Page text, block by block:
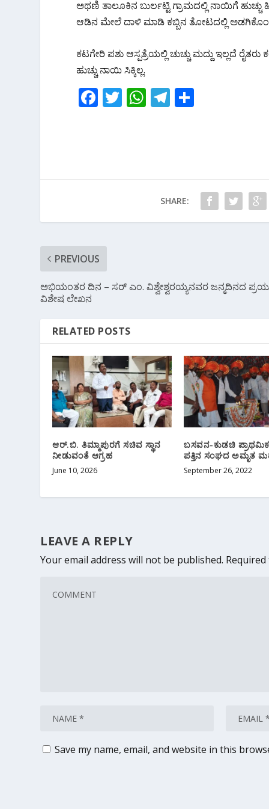
o
k
p
p
m
ಅಥಣಿ ತಾಲೂಕಿನ ಬುರ್ಲಟ್ಟಿ ಗ್ರಾಮದಲ್ಲಿ ನಾಯಿಗೆ
ಆಡಿನ ಮೇಲೆ ದಾಳಿ ಮಾಡಿ ಕಬ್ಬಿನ ತೋಟದಲ್ಲಿ
ಕಟಗೇರಿ ಪಶು ಆಸ್ಪತ್ರೆಯಲ್ಲಿ ಚುಚ್ಚು ಮದ್ದು ಇಲ್ಲದೆ
ಹುಚ್ಚು ನಾಯಿ ಸಿಕ್ಕಿಲ್ಲ.
F
o
T W
A
T
a
m
SHARE:
PREVIOUS
ಅಭಿಯಂತರ ದಿನ – ಸರ್ ಎಂ. ವಿಶ್ವೇಶ್ವರಯ್ಯನವರ ಜನ್ಮದಿನದ
ವಿಶೇಷ ಲೇಖನ
RELATED POSTS
ಆರ್.ಬಿ. ತಿಮ್ಮಾಪುರಗೆ ಸಚಿವ ಸ್ಥಾನ
ನೀಡುವಂತೆ ಆಗ್ರಹ
June 10, 2026
ಬಸವನ‌-ಕುಡಚಿ ಪ್ರಾಥಮಿಕ
ಪತ್ತಿನ ಸಂಘದ ಅಮೃತ
September 26, 2022
LEAVE A REPLY
Your email address will not be published.
Save my name, email, and website in this